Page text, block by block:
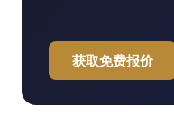
获取免费报价